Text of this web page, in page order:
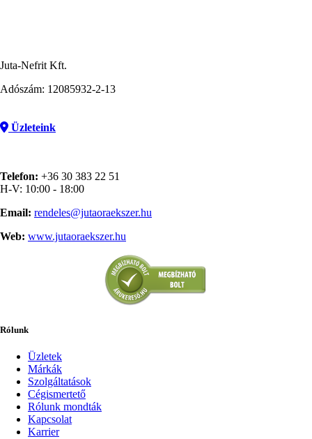
Juta-Nefrit Kft.
Adószám: 12085932-2-13
Üzleteink
Telefon: +36 30 383 22 51
H-V: 10:00 - 18:00
Email: rendeles@jutaoraekszer.hu
Web: www.jutaoraekszer.hu
Rólunk
Üzletek
Márkák
Szolgáltatások
Cégismertető
Rólunk mondták
Kapcsolat
Karrier